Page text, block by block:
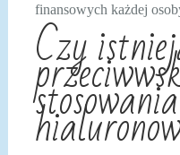
finansowych każdej
Czy